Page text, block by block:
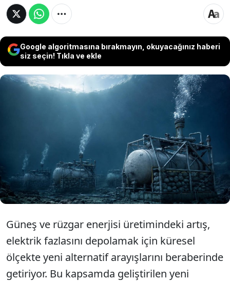
Google algoritmasına bırakmayın, okuyacağınız haberi
siz seçin! Tıkla ve ekle
Girişim şirketi BaroMar, Kıbrıs kıyılarında
deniz tabanına yerleştirilen beton ve çelik
tanklarla yenilenebilir enerjiyi depolayacak
su altı batarya sistemini test etmeye
başladı.
Güneş ve rüzgar enerjisi üretimindeki artış,
elektrik fazlasını depolamak için küresel
ölçekte yeni alternatif arayışlarını beraberinde
getiriyor. Bu kapsamda geliştirilen yeni